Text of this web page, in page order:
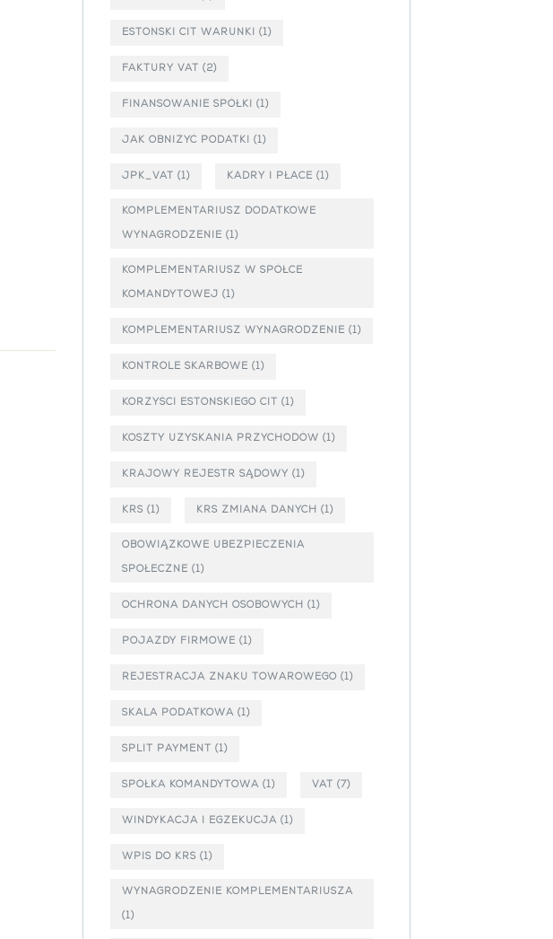
ESTOŃSKI CIT WARUNKI (1)
FAKTURY VAT (2)
FINANSOWANIE SPÓŁKI (1)
JAK OBNIŻYĆ PODATKI (1)
JPK_VAT (1) KADRY I PŁACE (1)
KOMPLEMENTARIUSZ DODATKOWE
WYNAGRODZENIE (1)
KOMPLEMENTARIUSZ W SPÓŁCE
KOMANDYTOWEJ (1)
KOMPLEMENTARIUSZ WYNAGRODZENIE (1)
KONTROLE SKARBOWE (1)
KORZYŚCI ESTOŃSKIEGO CIT (1)
KOSZTY UZYSKANIA PRZYCHODÓW (1)
KRAJOWY REJESTR SĄDOWY (1)
KRS (1) KRS ZMIANA DANYCH (1)
OBOWIĄZKOWE UBEZPIECZENIA
SPOŁECZNE (1)
OCHRONA DANYCH OSOBOWYCH (1)
POJAZDY FIRMOWE (1)
REJESTRACJA ZNAKU TOWAROWEGO (1)
SKALA PODATKOWA (1)
SPLIT PAYMENT (1)
SPÓŁKA KOMANDYTOWA (1) VAT (7)
WINDYKACJA I EGZEKUCJA (1)
WPIS DO KRS (1)
WYNAGRODZENIE KOMPLEMENTARIUSZA
(1)